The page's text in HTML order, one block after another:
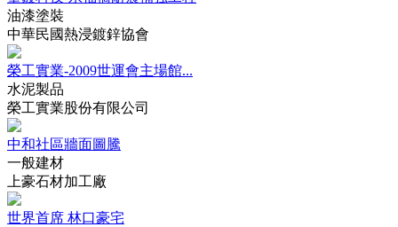
油漆塗裝
中華民國熱浸鍍鋅協會
榮工實業-2009世運會主場館...
水泥製品
榮工實業股份有限公司
中和社區牆面圖騰
一般建材
上豪石材加工廠
世界首席 林口豪宅